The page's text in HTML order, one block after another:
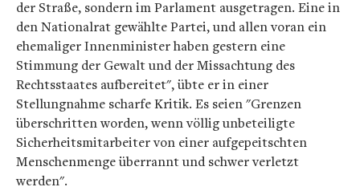
der Straße, sondern im Parlament ausgetragen. Eine in
den Nationalrat gewählte Partei, und allen voran ein
ehemaliger Innenminister haben gestern eine
Stimmung der Gewalt und der Missachtung des
Rechtsstaates aufbereitet", übte er in einer
Stellungnahme scharfe Kritik. Es seien "Grenzen
überschritten worden, wenn völlig unbeteiligte
Sicherheitsmitarbeiter von einer aufgepeitschten
Menschenmenge überrannt und schwer verletzt
werden".